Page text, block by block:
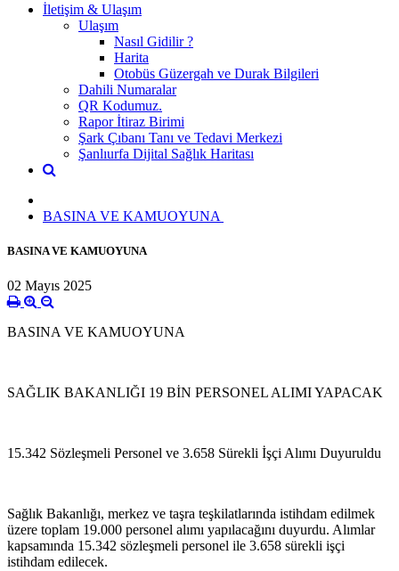
İletişim & Ulaşım
Ulaşım
Nasıl Gidilir ?
Harita
Otobüs Güzergah ve Durak Bilgileri
Dahili Numaralar
QR Kodumuz.
Rapor İtiraz Birimi
Şark Çıbanı Tanı ve Tedavi Merkezi
Şanlıurfa Dijital Sağlık Haritası
BASINA VE KAMUOYUNA ​
BASINA VE KAMUOYUNA ​
02 Mayıs 2025
BASINA VE KAMUOYUNA
SAĞLIK BAKANLIĞI 19 BİN PERSONEL ALIMI YAPACAK
15.342 Sözleşmeli Personel ve 3.658 Sürekli İşçi Alımı Duyuruldu
Sağlık Bakanlığı, merkez ve taşra teşkilatlarında istihdam edilmek
üzere toplam 19.000 personel alımı yapılacağını duyurdu. Alımlar
kapsamında 15.342 sözleşmeli personel ile 3.658 sürekli işçi
istihdam edilecek.